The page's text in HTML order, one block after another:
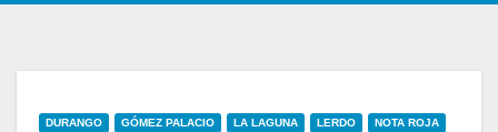
DURANGO GÓMEZ PALACIO LA LAGUNA LERDO NOTA ROJA